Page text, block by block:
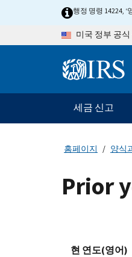
Skip to main content행정 명령 14224,
미국 정부 공
메인 네비
세금 신고
홈페이지 양식
Prior
현 연도(영어)